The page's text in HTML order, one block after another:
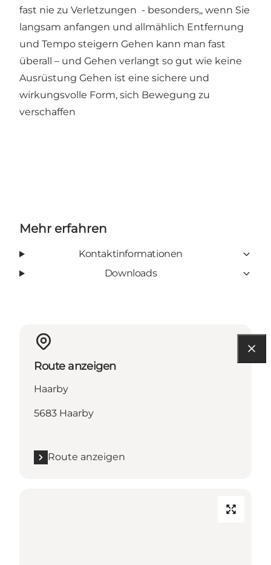
fast nie zu Verletzungen - besonders,, wenn Sie
langsam anfangen und allmählich Entfernung
und Tempo steigern Gehen kann man fast
überall – und Gehen verlangt so gut wie keine
Ausrüstung Gehen ist eine sichere und
wirkungsvolle Form, sich Bewegung zu
verschaffen
Mehr erfahren
Kontaktinformationen
Downloads
Route anzeigen
Haarby
5683 Haarby
Route anzeigen